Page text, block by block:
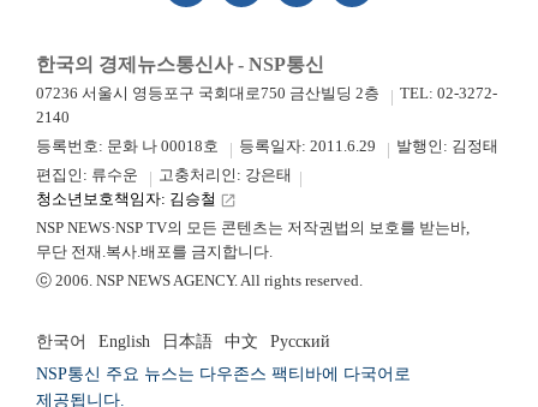
한국의 경제뉴스통신사 - NSP통신
07236 서울시 영등포구 국회대로750 금산빌딩 2층
TEL: 02-3272-
2140
등록번호: 문화 나 00018호
등록일자: 2011.6.29
발행인: 김정태
편집인: 류수운
고충처리인: 강은태
청소년보호책임자: 김승철 launch
NSP NEWS·NSP TV의 모든 콘텐츠는 저작권법의 보호를 받는바,
무단 전재.복사.배포를 금지합니다.
ⓒ 2006. NSP NEWS AGENCY. All rights reserved.
한국어 English 日本語 中文
Русский
NSP통신 주요 뉴스는 다우존스 팩티바에 다국어로
제공됩니다.